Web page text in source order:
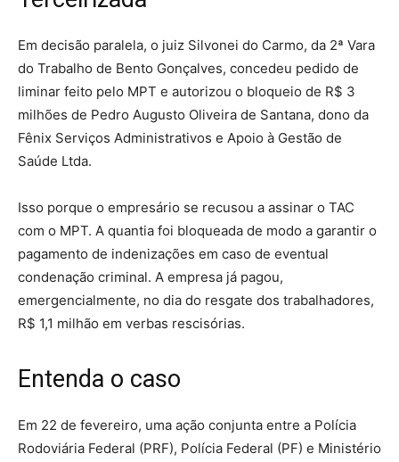
Em decisão paralela, o juiz Silvonei do Carmo, da 2ª Vara
do Trabalho de Bento Gonçalves, concedeu pedido de
liminar feito pelo MPT e autorizou o bloqueio de R$ 3
milhões de Pedro Augusto Oliveira de Santana, dono da
Fênix Serviços Administrativos e Apoio à Gestão de
Saúde Ltda.
Isso porque o empresário se recusou a assinar o TAC
com o MPT. A quantia foi bloqueada de modo a garantir o
pagamento de indenizações em caso de eventual
condenação criminal. A empresa já pagou,
emergencialmente, no dia do resgate dos trabalhadores,
R$ 1,1 milhão em verbas rescisórias.
Entenda o caso
Em 22 de fevereiro, uma ação conjunta entre a Polícia
Rodoviária Federal (PRF), Polícia Federal (PF) e Ministério